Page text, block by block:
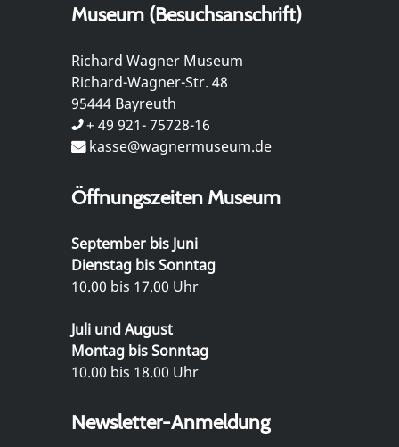
Museum (Besuchsanschrift)
Richard Wagner Museum
Richard-Wagner-Str. 48
95444 Bayreuth
+ 49 921- 75728-16
kasse@wagnermuseum.de
Öffnungszeiten Museum
September bis Juni
Dienstag bis Sonntag
10.00 bis 17.00 Uhr
Juli und August
Montag bis Sonntag
10.00 bis 18.00 Uhr
Newsletter-Anmeldung